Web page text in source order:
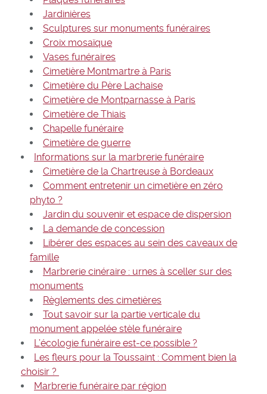
Jardinières
Sculptures sur monuments funéraires
Croix mosaïque
Vases funéraires
Cimetière Montmartre à Paris
Cimetière du Père Lachaise
Cimetière de Montparnasse à Paris
Cimetière de Thiais
Chapelle funéraire
Cimetière de guerre
Informations sur la marbrerie funéraire
Cimetière de la Chartreuse à Bordeaux
Comment entretenir un cimetière en zéro
phyto ?
Jardin du souvenir et espace de dispersion
La demande de concession
Libérer des espaces au sein des caveaux de
famille
Marbrerie cinéraire : urnes à sceller sur des
monuments
Règlements des cimetières
Tout savoir sur la partie verticale du
monument appelée stèle funéraire
L’écologie funéraire est-ce possible ?
Les fleurs pour la Toussaint : Comment bien la
choisir ?
Marbrerie funéraire par région